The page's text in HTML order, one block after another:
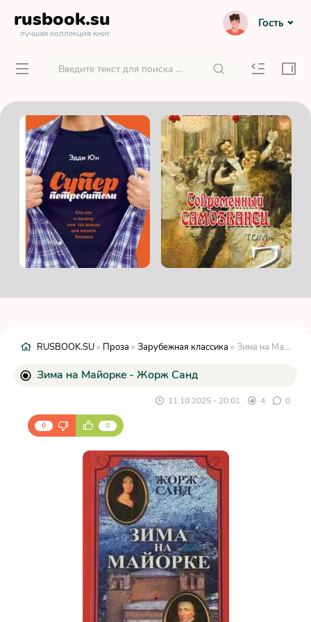
rusbook.su
лучшая коллекция книг
Гость
RUSBOOK.SU » Проза » Зарубежная классика » Зима на Майорке - Жорж Санд
Зима на Майорке - Жорж Санд
11.10.2025 - 20:01 4 0
0 0